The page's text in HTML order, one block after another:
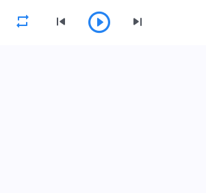
كلمات الله اليومية: مراحل العمل الثلاث |